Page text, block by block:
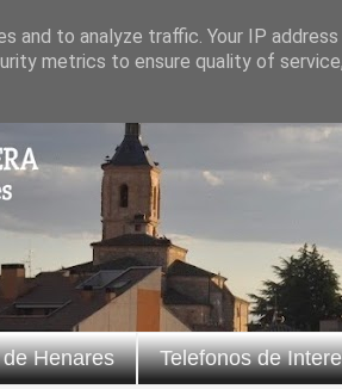
Henares Telefonos de
and to analyze traffic. Your IP
metrics to ensure quality of